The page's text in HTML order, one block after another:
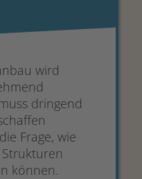
wird
dringend
Frage, wie
können.